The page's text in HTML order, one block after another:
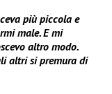
più piccola e
male. E mi
altro modo.
altri si premura di